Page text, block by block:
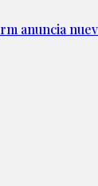
anuncia